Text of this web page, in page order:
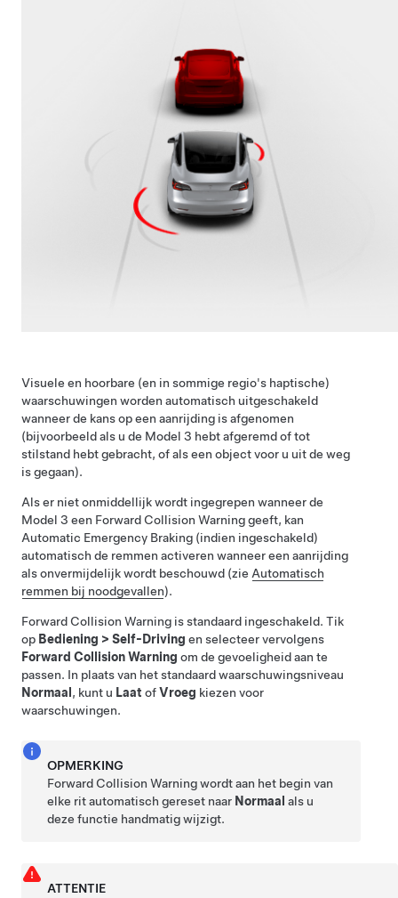
Visuele en hoorbare (en in sommige regio's haptische)
waarschuwingen worden automatisch uitgeschakeld
wanneer de kans op een aanrijding is afgenomen
(bijvoorbeeld als u de Model 3 hebt afgeremd of tot
stilstand hebt gebracht, of als een object voor u uit de weg
is gegaan).
Als er niet onmiddellijk wordt ingegrepen wanneer de
Model 3 een Forward Collision Warning geeft, kan
Automatic Emergency Braking (indien ingeschakeld)
automatisch de remmen activeren wanneer een aanrijding
als onvermijdelijk wordt beschouwd (zie Automatisch
remmen bij noodgevallen).
Forward Collision Warning is standaard ingeschakeld. Tik
op Bediening > Self-Driving en selecteer vervolgens
Forward Collision Warning om de gevoeligheid aan te
passen. In plaats van het standaard waarschuwingsniveau
Normaal , kunt u Laat ofVroeg kiezen voor
waarschuwingen.
OPMERKING
Forward Collision Warning wordt aan het begin van
elke rit automatisch gereset naar Normaal als u
deze functie handmatig wijzigt.
ATTENTIE